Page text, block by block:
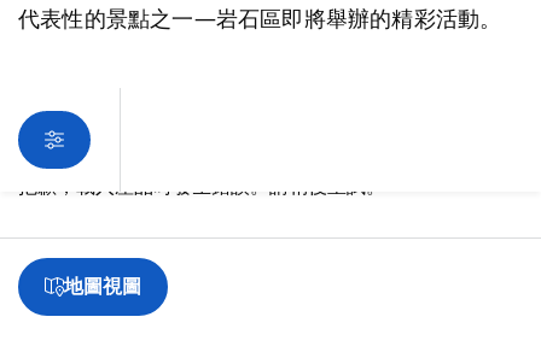
代表性的景點之一—岩石區即將舉辦的精彩活動。
抱歉，載入產品時發生錯誤。請稍後重試。
地圖視圖